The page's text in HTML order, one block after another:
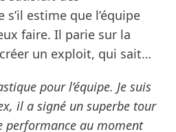
estime que l’équipe
faire. Il parie sur la
un exploit, qui sait…
pour l’équipe. Je suis
il a signé un superbe tour
performance au moment